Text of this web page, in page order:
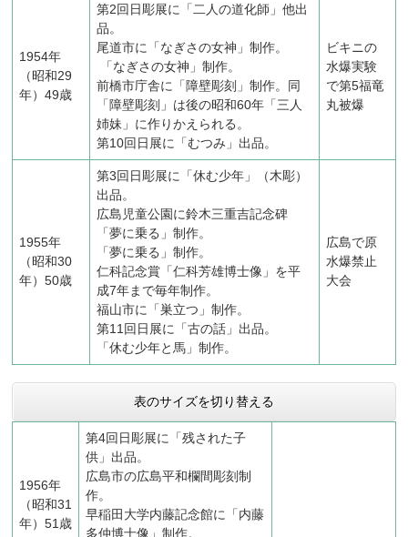
1954年
（昭和29
年）49歳
第2回日彫展に「二人の道化師」他出
品。
尾道市に「なぎさの女神」制作。
「なぎさの女神」制作。
前橋市庁舎に「障壁彫刻」制作。同
「障壁彫刻」は後の昭和60年「三人
姉妹」に作りかえられる。
第10回日展に「むつみ」出品。
ビキニの
水爆実験
で第5福竜
丸被爆
1955年
（昭和30
年）50歳
第3回日彫展に「休む少年」（木彫）
出品。
広島児童公園に鈴木三重吉記念碑
「夢に乗る」制作。
「夢に乗る」制作。
仁科記念賞「仁科芳雄博士像」を平
成7年まで毎年制作。
福山市に「巣立つ」制作。
第11回日展に「古の話」出品。
「休む少年と馬」制作。
広島で原
水爆禁止
大会
表のサイズを切り替える
1956年
（昭和31
年）51歳
第4回日彫展に「残された子
供」出品。
広島市の広島平和欄間彫刻制
作。
早稲田大学内藤記念館に「内藤
多仲博士像」制作。